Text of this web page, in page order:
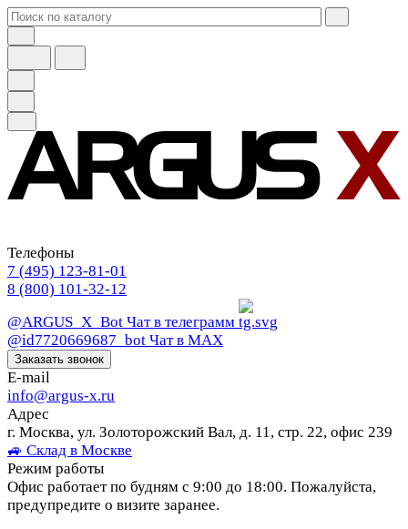
Телефоны
7 (495) 123-81-01
8 (800) 101-32-12
@ARGUS_X_Bot Чат в телеграмм
@id7720669687_bot Чат в МАХ
Заказать звонок
E-mail
info@argus-x.ru
Адрес
г. Москва, ул. Золоторожский Вал, д. 11, стр. 22, офис 239
🚙 Склад в Москве
Режим работы
Офис работает по будням с 9:00 до 18:00. Пожалуйста,
предупредите о визите заранее.